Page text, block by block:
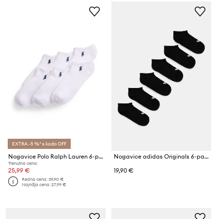
EXTRA -5 %* s kodo OFF
Nogavice Polo Ralph Lauren 6-pack
Trenutna cena:
25,99 €
Redna cena:39,90 €
Najnižja cena:27,99 €
Nogavice adidas Originals 6-pack
19,90 €